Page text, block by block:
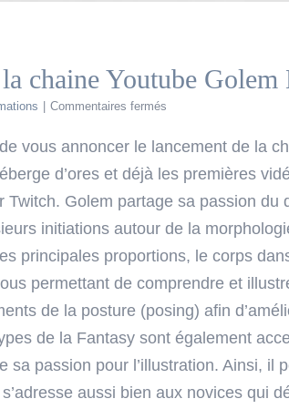
chaine Youtube
Commentaires fermés
de
chaine
Golem
Level
vous annoncer le lancement de la
d’ores et déjà les premières
Golem partage sa passion du
initiations autour de la
principales proportions, le corps
permettant de comprendre et
de la posture (posing) afin
de la Fantasy sont également
sa passion pour l’illustration. Ainsi,
aussi bien aux novices qui